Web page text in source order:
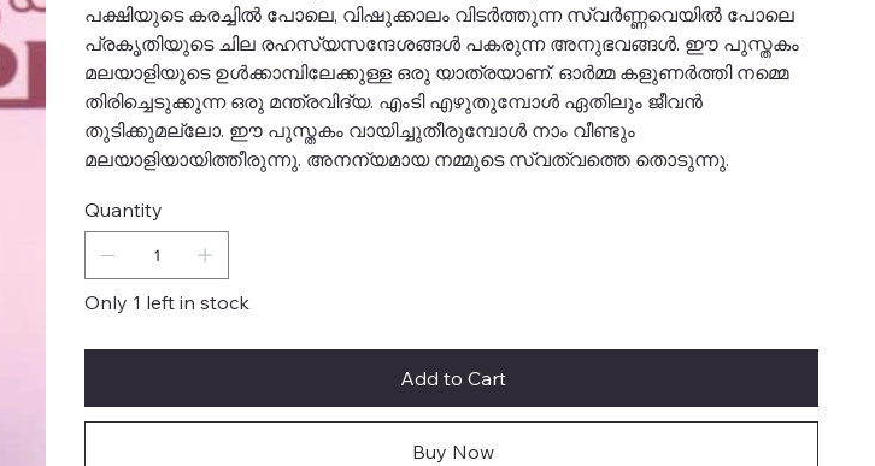
പക്ഷിയുടെ കരച്ചിൽ പോലെ, വിഷുക്കാലം വിടർത്തുന്ന സ്വർണ്ണവെയിൽ പോലെ
പ്രകൃതിയുടെ ചില രഹസ്യസന്ദേശങ്ങൾ പകരുന്ന അനുഭവങ്ങൾ. ഈ പുസ്തകം
മലയാളിയുടെ ഉൾക്കാമ്പിലേക്കുള്ള ഒരു യാത്രയാണ്. ഓർമ്മ കളുണർത്തി നമ്മെ
തിരിച്ചെടുക്കുന്ന ഒരു മന്ത്രവിദ്യ. എംടി എഴുതുമ്പോൾ ഏതിലും ജീവൻ
തുടിക്കുമല്ലോ. ഈ പുസ്തകം വായിച്ചുതീരുമ്പോൾ നാം വീണ്ടും
മലയാളിയായിത്തീരുന്നു. അനന്യമായ നമ്മുടെ സ്വത്വത്തെ തൊടുന്നു.
Quantity
Only 1 left in stock
Add to Cart
Buy Now